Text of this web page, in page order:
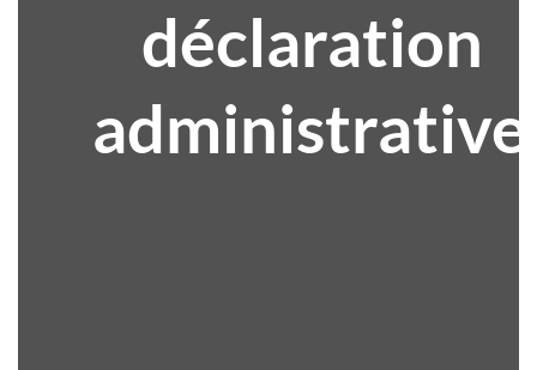
déclaration
administrative